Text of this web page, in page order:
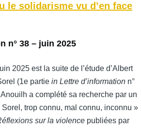
le solidarisme vu d’en face
n° 38 – juin 2025
2025 est la suite de l’étude d’Albert
(1e partie in Lettre d’information n°
a complété sa recherche par un
trop connu, mal connu, inconnu »
sur la violence publiées par